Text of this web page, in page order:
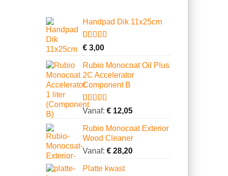
Handpad Dik 11x25cm
Gewaardeerd
4.70
gebaseerd
op
10
klantbeoordelingen
€3,00
Rubio Monocoat Oil Plus
2C Accelerator
Component B
Gewaardeerd
gebaseerd
op
2
klantbeoordelingen
Vanaf: €12,05
Rubio Monocoat Exterior
Wood Cleaner
Vanaf: €28,20
Platte kwast